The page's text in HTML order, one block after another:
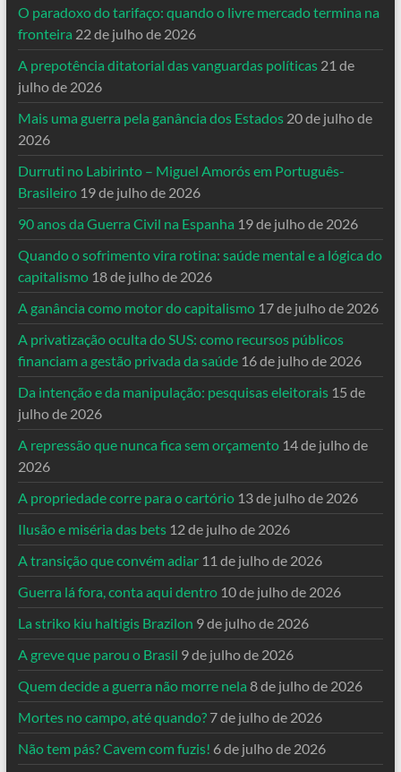
O paradoxo do tarifaço: quando o livre mercado termina na
fronteira 22 de julho de 2026
A prepotência ditatorial das vanguardas políticas 21 de
julho de 2026
Mais uma guerra pela ganância dos Estados 20 de julho de
2026
Durruti no Labirinto – Miguel Amorós em Português-
Brasileiro 19 de julho de 2026
90 anos da Guerra Civil na Espanha 19 de julho de 2026
Quando o sofrimento vira rotina: saúde mental e a lógica do
capitalismo 18 de julho de 2026
A ganância como motor do capitalismo 17 de julho de 2026
A privatização oculta do SUS: como recursos públicos
financiam a gestão privada da saúde 16 de julho de 2026
Da intenção e da manipulação: pesquisas eleitorais 15 de
julho de 2026
A repressão que nunca fica sem orçamento 14 de julho de
2026
A propriedade corre para o cartório 13 de julho de 2026
Ilusão e miséria das bets 12 de julho de 2026
A transição que convém adiar 11 de julho de 2026
Guerra lá fora, conta aqui dentro 10 de julho de 2026
La striko kiu haltigis Brazilon 9 de julho de 2026
A greve que parou o Brasil 9 de julho de 2026
Quem decide a guerra não morre nela 8 de julho de 2026
Mortes no campo, até quando? 7 de julho de 2026
Não tem pás? Cavem com fuzis! 6 de julho de 2026